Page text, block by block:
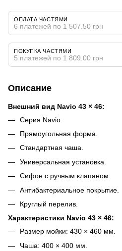
ОПЛАТА ЧАСТЯМИ
6 платежей по 1 507.50 грн
ПОКУПКА ЧАСТЯМИ
5 платежей по 1 809.00 грн
Описание
Внешний вид Navio 43 × 46:
Серия Navio.
Прямоугольная форма.
Стандартная чаша.
Универсальная установка.
Сифон с ручным клапаном.
Антибактериальное покрытие.
Круглый перелив.
Характеристики Navio 43 × 46:
Размер мойки: 430 × 460 мм.
Чаша: 400 × 400 мм.